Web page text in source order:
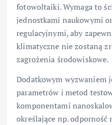
fotowoltaiki. Wymaga to
jednostkami naukowymi
regulacyjnymi, aby
klimatyczne nie zostaną
zagrożenia środowiskowe.
Dodatkowym wyzwaniem
parametrów i metod
komponentami
określające np.